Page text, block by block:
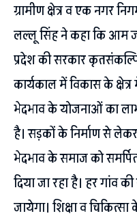
ग्रामीण क्षेत्र व एक नगर
लल्लू सिंह ने कहा कि आम
प्रदेश की सरकार
कार्यकाल में विकास के
भेदभाव के योजनाओं का
है। सड़कों के निर्माण से
भेदभाव के समाज को
दिया जा रहा है। हर गांव
जायेगा। शिक्षा व